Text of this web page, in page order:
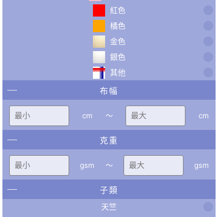
紅色
橘色
金色
銀色
其他
布幅
cm 〜 cm
克重
gsm 〜 gsm
子類
天竺